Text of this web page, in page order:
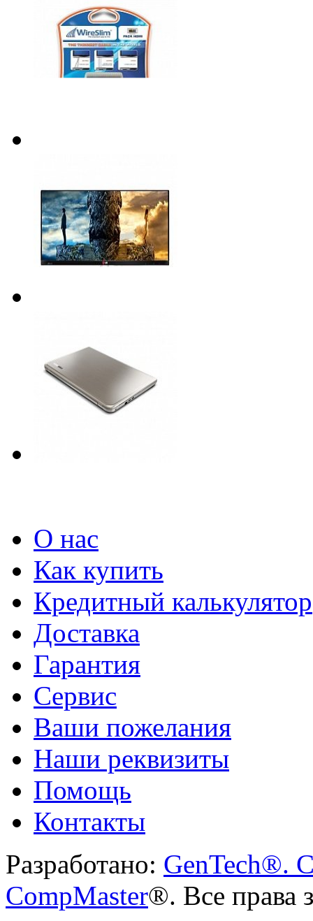
О нас
Как купить
Кредитный калькулятор
Доставка
Гарантия
Сервис
Ваши пожелания
Наши реквизиты
Помощь
Контакты
Разработано: GenTech®.
CompMaster®. Все права